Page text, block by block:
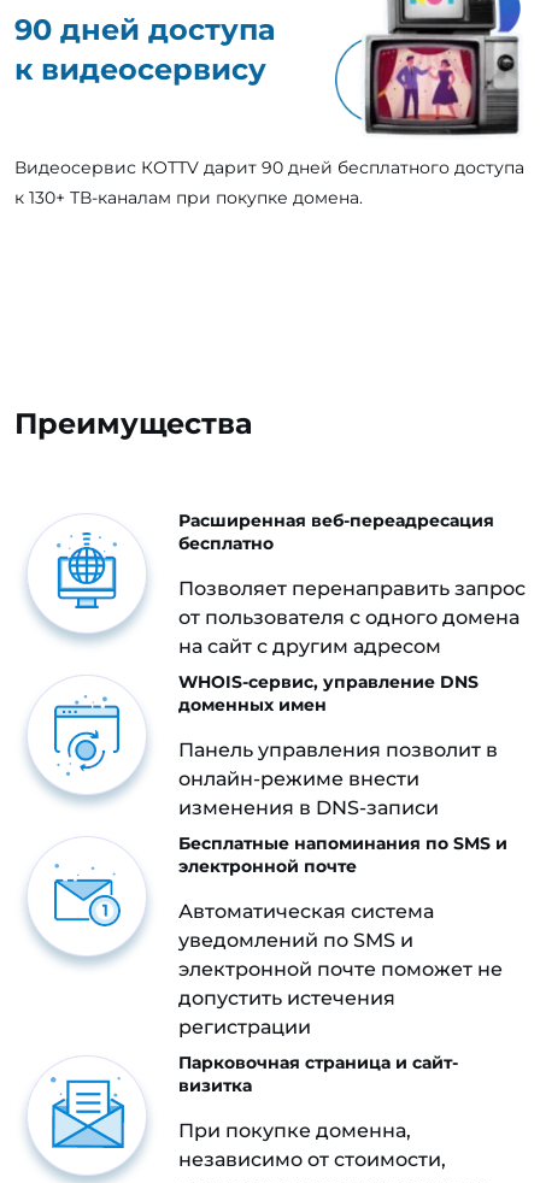
90 дней доступа
к видеосервису
Видеосервис КОТТV дарит 90 дней бесплатного доступа
к 130+ ТВ-каналам при покупке домена.
Преимущества
Расширенная веб-переадресация
бесплатно
Позволяет перенаправить запрос
от пользователя с одного домена
на сайт с другим адресом
WHOIS-сервис, управление DNS
доменных имен
Панель управления позволит в
онлайн-режиме внести
изменения в DNS-записи
Бесплатные напоминания по SMS и
электронной почте
Автоматическая система
уведомлений по SMS и
электронной почте поможет не
допустить истечения
регистрации
Парковочная страница и сайт-
визитка
При покупке доменна,
независимо от стоимости,